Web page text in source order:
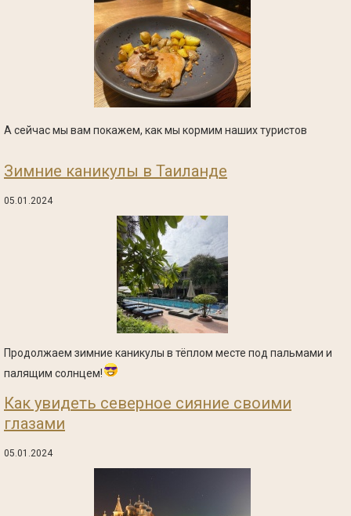
А сейчас мы вам покажем, как мы кормим наших туристов
Зимние каникулы в Таиланде
05.01.2024
Продолжаем зимние каникулы в тёплом месте под пальмами и
палящим солнцем!
Как увидеть северное сияние своими
глазами
05.01.2024